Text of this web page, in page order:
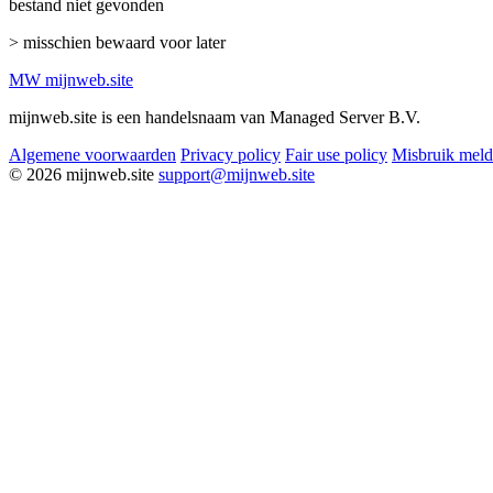
bestand niet gevonden
> misschien bewaard voor later
MW mijnweb.site
mijnweb.site is een handelsnaam van Managed Server B.V.
Algemene voorwaarden Privacy policy Fair use policy Misbruik
© 2026 mijnweb.site support@mijnweb.site